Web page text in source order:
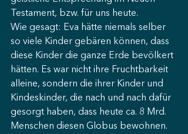
Testament, bzw. für uns heute.
Wie gesagt: Eva hätte niemals selber
so viele Kinder gebären können, dass
diese Kinder die ganze Erde bevölkert
hätten. Es war nicht ihre Fruchtbarkeit
alleine, sondern die ihrer Kinder und
Kindeskinder, die nach und nach dafür
gesorgt haben, dass heute ca. 8 Mrd.
Menschen diesen Globus bewohnen.